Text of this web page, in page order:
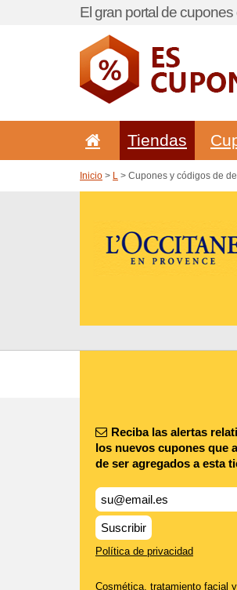
El gran portal de
Tiendas
Inicio > L > Cupones y códigos de
Reciba las alertas
los nuevos cupones que
de ser agregados a esta
Suscribir
Política de privacidad
Cosmética, tratamiento facial y